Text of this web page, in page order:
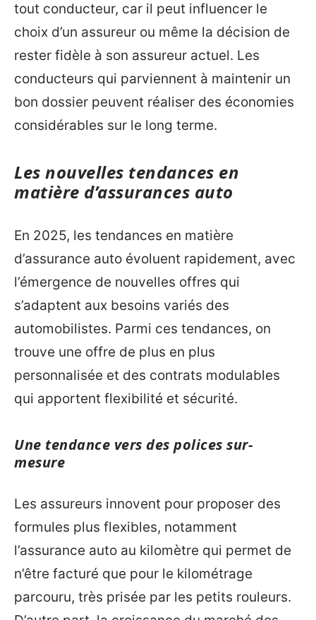
tout conducteur, car il peut influencer le
choix d’un assureur ou même la décision de
rester fidèle à son assureur actuel. Les
conducteurs qui parviennent à maintenir un
bon dossier peuvent réaliser des économies
considérables sur le long terme.
Les nouvelles tendances en
matière d’assurances auto
En 2025, les tendances en matière
d’assurance auto évoluent rapidement, avec
l’émergence de nouvelles offres qui
s’adaptent aux besoins variés des
automobilistes. Parmi ces tendances, on
trouve une offre de plus en plus
personnalisée et des contrats modulables
qui apportent flexibilité et sécurité.
Une tendance vers des polices sur-
mesure
Les assureurs innovent pour proposer des
formules plus flexibles, notamment
l’assurance auto au kilomètre qui permet de
n’être facturé que pour le kilométrage
parcouru, très prisée par les petits rouleurs.